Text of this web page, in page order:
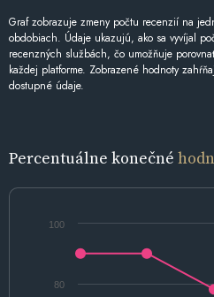
Graf zobrazuje zmeny počtu recenzií na
obdobiach. Údaje ukazujú, ako sa vyvíjal
recenzných službách, čo umožňuje
každej platforme. Zobrazené hodnoty
dostupné údaje.
Percentuálne konečné
80
100